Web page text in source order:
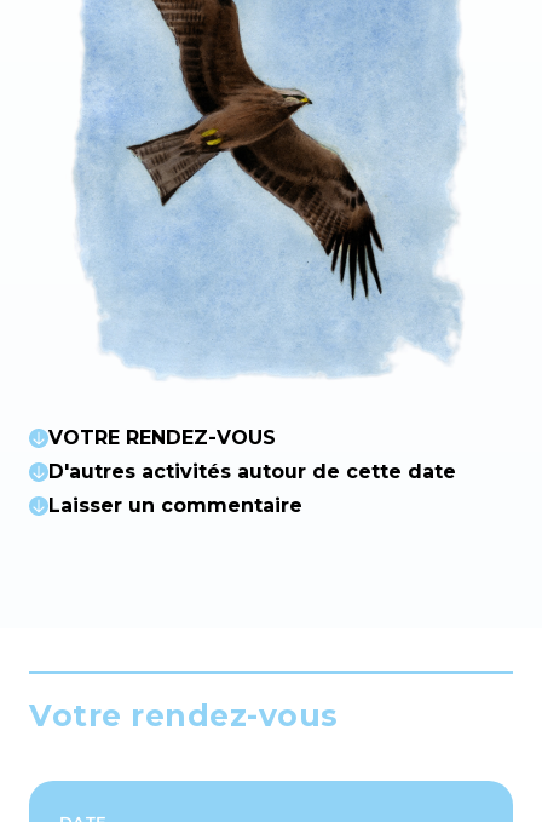
VOTRE RENDEZ-VOUS
D'autres activités autour de cette date
Laisser un commentaire
Votre rendez-vous